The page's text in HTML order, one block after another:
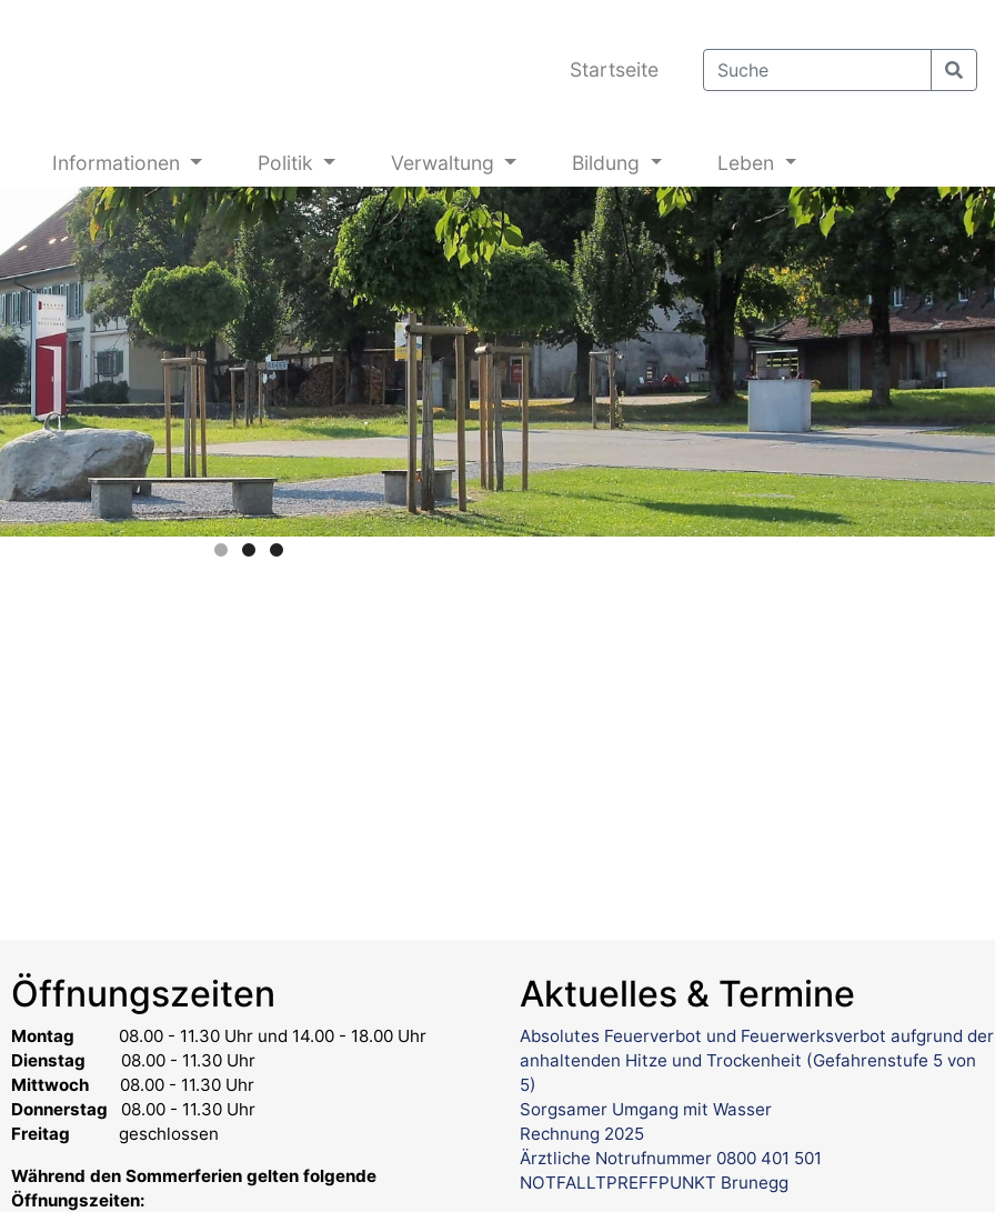
Startseite
Informationen Politik Verwaltung Bildung Leben
Öffnungszeiten
Montag 08.00 - 11.30 Uhr und 14.00 - 18.00 Uhr
Dienstag 08.00 - 11.30 Uhr
Mittwoch 08.00 - 11.30 Uhr
Donnerstag 08.00 - 11.30 Uhr
Freitag geschlossen
Während den Sommerferien gelten folgende
Öffnungszeiten:
Aktuelles & Termine
Absolutes Feuerverbot und Feuerwerksverbot aufgrund der
anhaltenden Hitze und Trockenheit (Gefahrenstufe 5 von
5)
Sorgsamer Umgang mit Wasser
Rechnung 2025
Ärztliche Notrufnummer 0800 401 501
NOTFALLTPREFFPUNKT Brunegg